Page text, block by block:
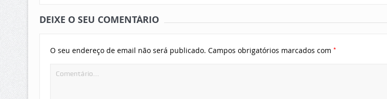
DEIXE O SEU COMENTÁRIO
O seu endereço de email não será publicado. Campos obrigatórios marcados com *